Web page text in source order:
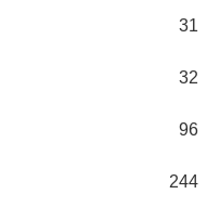
31
32
96
244